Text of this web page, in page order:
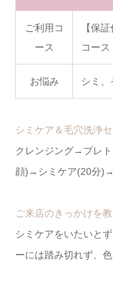
ご利用コ
ース
【保
コー
お悩み シミ、
シミケア＆毛穴洗浄
クレンジング→プレ
顔)→シミケア(20分
ご来店のきっかけを
シミケアをいたいと
ーには踏み切れず、